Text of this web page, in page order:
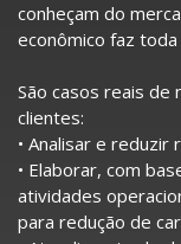
conheçam do
econômico faz
São casos reais de
clientes:
• Analisar e reduzir
• Elaborar, com
atividades
para redução de